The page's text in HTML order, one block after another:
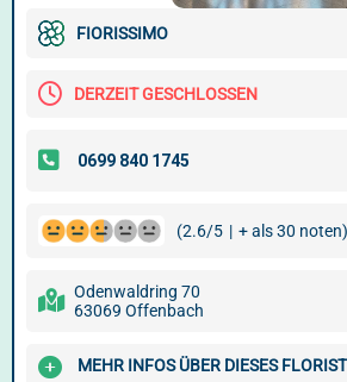
FIORISSIMO
DERZEIT GESCHLOSSEN
(2.6/5 | + als 30 noten)
Odenwaldring 70
63069 Offenbach
MEHR INFOS ÜBER DIESES FLORIST